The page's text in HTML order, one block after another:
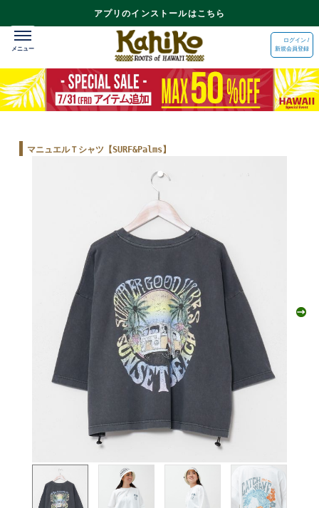
アプリのインストールはこちら
ログイン /
新規会員登録
マニュエルＴシャツ【SURF&Palms】